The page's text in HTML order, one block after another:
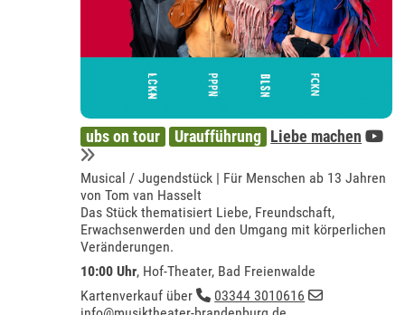
ubs on tour Uraufführung Liebe machen
Musical / Jugendstück | Für Menschen ab 13 Jahren
von Tom van Hasselt
Das Stück thematisiert Liebe, Freundschaft,
Erwachsenwerden und den Umgang mit körperlichen
Veränderungen.
10:00 Uhr, Hof-Theater, Bad Freienwalde
Kartenverkauf über
03344 3010616